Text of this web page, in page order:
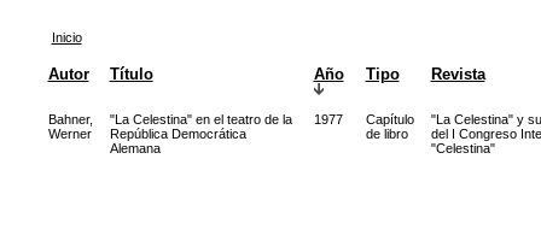
Inicio
Autor Título Año Tipo Revista
Bahner,
Werner
"La Celestina" en el teatro de la
República Democrática
Alemana
1977
Capítulo
de libro
"La Celestina" y
del I Congreso
"Celestina"